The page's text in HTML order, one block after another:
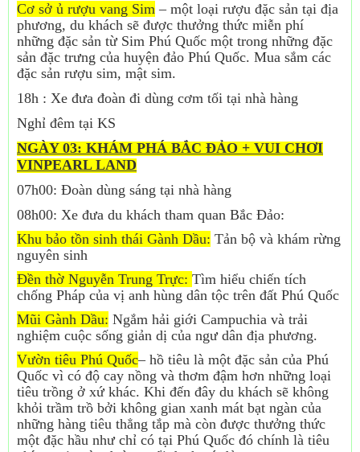
Cơ sở ủ rượu vang Sim – một loại rượu đặc sản tại địa
phương, du khách sẽ được thưởng thức miễn phí
những đặc sản từ Sim Phú Quốc một trong những đặc
sản đặc trưng của huyện đảo Phú Quốc. Mua sắm các
đặc sản rượu sim, mật sim.
18h : Xe đưa đoàn đi dùng cơm tối tại nhà hàng
Nghỉ đêm tại KS
NGÀY 03: KHÁM PHÁ BẮC ĐẢO + VUI CHƠI
VINPEARL LAND
07h00: Đoàn dùng sáng tại nhà hàng
08h00: Xe đưa du khách tham quan Bắc Đảo:
Khu bảo tồn sinh thái Gành Dầu: Tản bộ và khám rừng
nguyên sinh
Đền thờ Nguyễn Trung Trực: Tìm hiểu chiến tích
chống Pháp của vị anh hùng dân tộc trên đất Phú Quốc
Mũi Gành Dầu: Ngắm hải giới Campuchia và trải
nghiệm cuộc sống giản dị của ngư dân địa phương.
Vườn tiêu Phú Quốc– hồ tiêu là một đặc sản của Phú
Quốc vì có độ cay nồng và thơm đậm hơn những loại
tiêu trồng ở xứ khác. Khi đến đây du khách sẽ không
khỏi trầm trồ bởi không gian xanh mát bạt ngàn của
những hàng tiêu thẳng tắp mà còn được thưởng thức
một đặc hầu như chỉ có tại Phú Quốc đó chính là tiêu